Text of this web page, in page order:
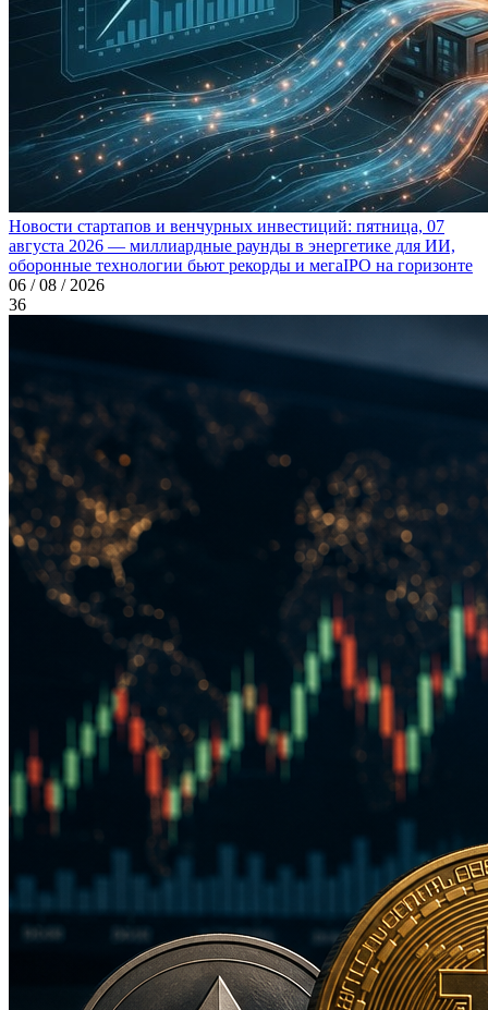
Новости стартапов и венчурных инвестиций: пятница, 07
августа 2026 — миллиардные раунды в энергетике для ИИ,
оборонные технологии бьют рекорды и мегаIPO на горизонте
06 / 08 / 2026
36